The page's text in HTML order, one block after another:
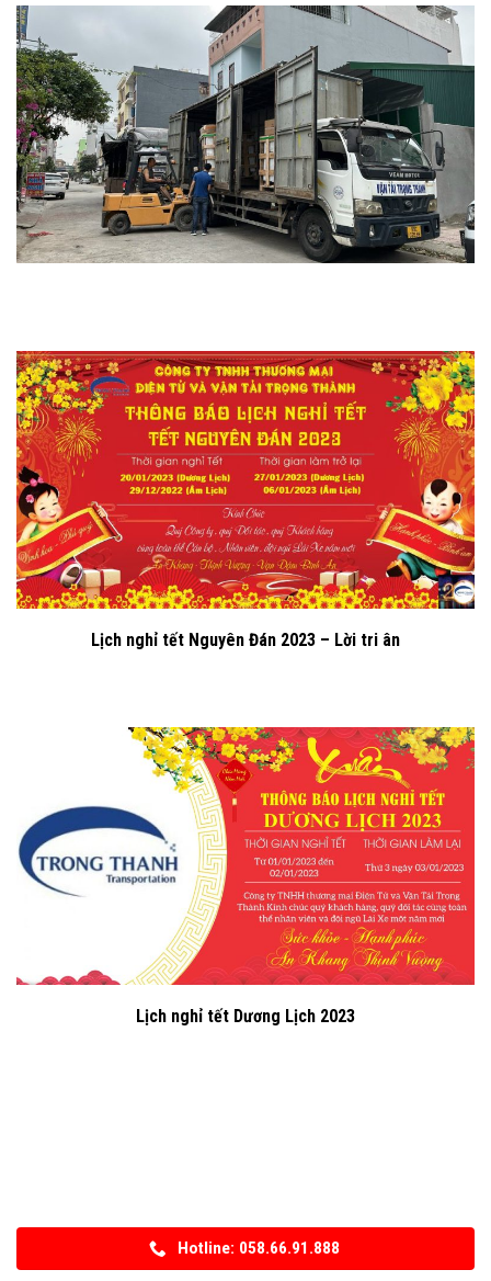
Lịch nghỉ tết Nguyên Đán 2023 – Lời tri ân
Lịch nghỉ tết Dương Lịch 2023
Hotline: 058.66.91.888